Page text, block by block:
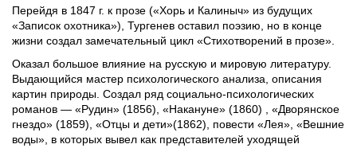
Перейдя в 1847 г. к прозе («Хорь и Калиныч» из будущих
«Записок охотника»), Тургенев оставил поэзию, но в конце
жизни создал замечательный цикл «Стихотворений в прозе».
Оказал большое влияние на русскую и мировую литературу.
Выдающийся мастер психологического анализа, описания
картин природы. Создал ряд социально-психологических
романов — «Рудин» (1856), «Накануне» (1860) , «Дворянское
гнездо» (1859), «Отцы и дети»(1862), повести «Лея», «Вешние
воды», в которых вывел как представителей уходящей